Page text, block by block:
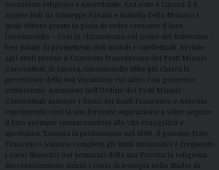
vocazione religiosa e sacerdotale. Era nato a Lucera il 6
agosto 1681 da Giuseppe Fasani e Isabella Della Monaca i
quali ebbero presto la gioia di veder crescere il loro
Giovanniello – così lo chiamavano col nome del Battesimo –
ben dotato di promettenti doti morali e intellettuali. Avviato
agli studi presso il Convento francescano dei Frati Minori
Conventuali di Lucera, Giovanniello ebbe più chiara la
percezione della sua vocazione cui aderì con generoso
entusiasmo. Ammesso nell’Ordine dei Frati Minori
Conventuali assunse i nomi dei Santi Francesco e Antonio
esprimendo così la sua fervente aspirazione a voler seguire
il loro esempio consacrandosi alla vita evangelica e
apostolica. Emessa la professione nel 1696, il giovane frate
Francesco Antonio completò gli studi umanistici e frequentò
i corsi filosofici nei seminari della sua Provincia religiosa.
Successivamente iniziò i corsi di teologia nello Studio di